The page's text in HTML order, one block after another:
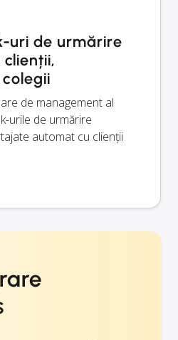
uri de urmărire
de management al
urile de urmărire
automat cu clienții